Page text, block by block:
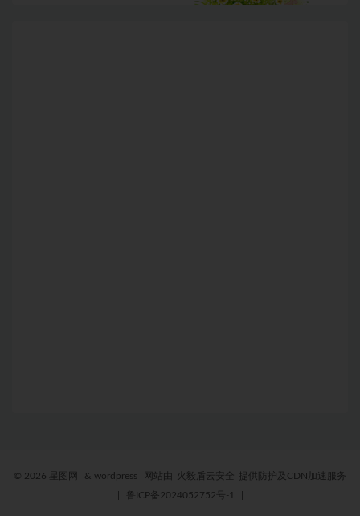
© 2026 星图网 & wordpress 网站由 火毅盾云安全
提供防护及CDN加速服务
鲁ICP备2024052752号-1